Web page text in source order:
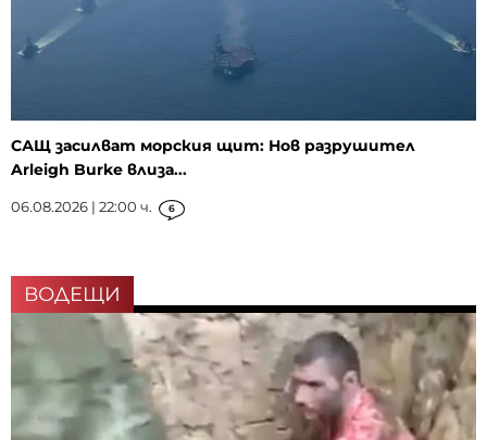
САЩ засилват морския щит: Нов разрушител
Arleigh Burke влиза...
06.08.2026 | 22:00 ч. 6
ВОДЕЩИ